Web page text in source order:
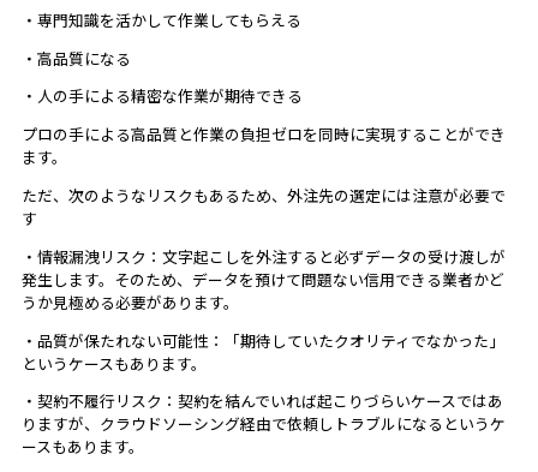
・専門知識を活かして作業してもらえる
・高品質になる
・人の手による精密な作業が期待できる
プロの手による高品質と作業の負担ゼロを同時に実現することができ
ます。
ただ、次のようなリスクもあるため、外注先の選定には注意が必要で
す
・情報漏洩リスク：文字起こしを外注すると必ずデータの受け渡しが
発生します。そのため、データを預けて問題ない信用できる業者かど
うか見極める必要があります。
・品質が保たれない可能性：「期待していたクオリティでなかった」
というケースもあります。
・契約不履行リスク：契約を結んでいれば起こりづらいケースではあ
りますが、クラウドソーシング経由で依頼しトラブルになるというケ
ースもあります。